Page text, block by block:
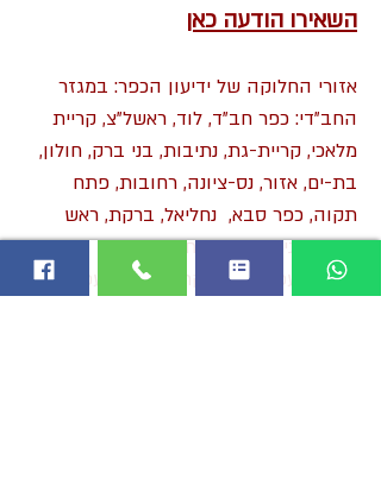
השאירו הודעה כאן
אזורי החלוקה של ידיעון הכפר: במגזר
החב"די: כפר חב"ד, לוד, ראשל"צ, קריית
מלאכי, קריית-גת, נתיבות, בני ברק, חולון,
בת-ים, אזור, נס-ציונה, רחובות, פתח
תקוה, כפר סבא, נחליאל, ברקת, ראש
העין, נתניה, עמנואל, תל-אביב,
רכס-שועפת, ביתר, קריות, צפת, עכו, מגדל